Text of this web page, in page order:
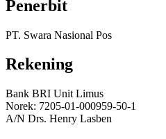
Penerbit
PT. Swara Nasional Pos
Rekening
Bank BRI Unit Limus
Norek: 7205-01-000959-50-1
A/N Drs. Henry Lasben